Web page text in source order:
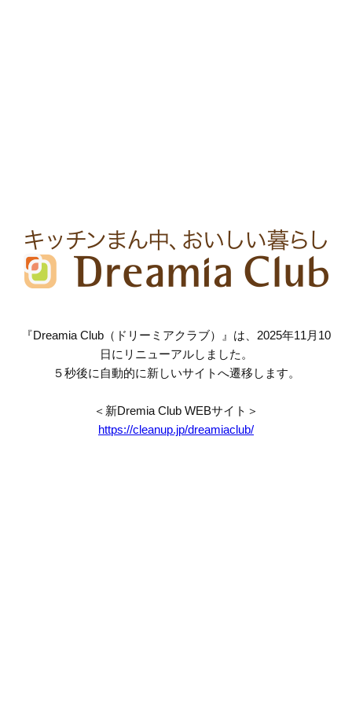
『Dreamia Club（ドリーミアクラブ）』は、2025年11月10
日にリニューアルしました。
５秒後に自動的に新しいサイトへ遷移します。
＜新Dremia Club WEBサイト＞
https://cleanup.jp/dreamiaclub/